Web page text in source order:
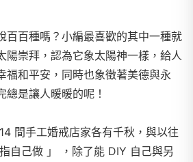
百百種嗎？小編最喜歡的其中一種就
陽崇拜，認為它象太陽神一樣，給人
福和平安，同時也象徵著美德與永
是讓人暖暖的呢！
間手工婚戒店家各有千秋，與以往
自己做 」 ，除了能 DIY 自己與另